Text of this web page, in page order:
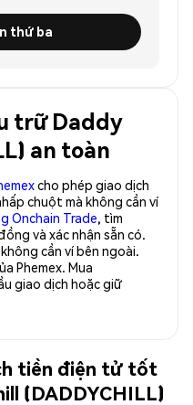
thứ ba
trữ Daddy
an toàn
cho phép giao dịch
chuột mà không cần ví
Onchain Trade, tìm
và xác nhận sẵn có.
cần ví bên ngoài.
Phemex. Mua
giao dịch hoặc giữ
tiền điện tử tốt
(DADDYCHILL)